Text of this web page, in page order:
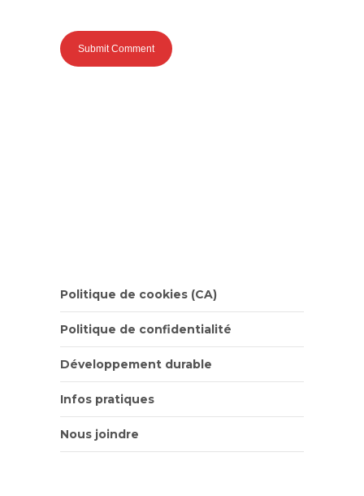
Politique de cookies (CA)
Politique de confidentialité
Développement durable
Infos pratiques
Nous joindre